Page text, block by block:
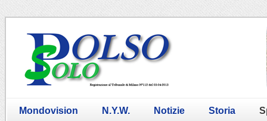
Mondovision N.Y.W. Notizie Storia